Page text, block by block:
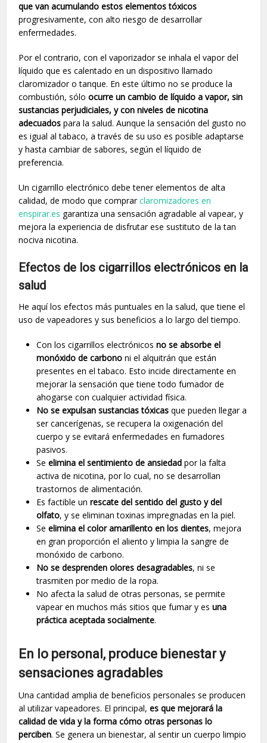
que van acumulando estos elementos tóxicos
progresivamente, con alto riesgo de desarrollar
enfermedades.
Por el contrario, con el vaporizador se inhala el vapor del
líquido que es calentado en un dispositivo llamado
claromizador o tanque. En este último no se produce la
combustión, sóloocurre un cambio de líquido a vapor, sin
sustancias perjudiciales, y con niveles de nicotina
adecuadospara la salud. Aunque la sensación del gusto no
es igual al tabaco, a través de su uso es posible adaptarse
y hasta cambiar de sabores, según el líquido de
preferencia.
Un cigarrillo electrónico debe tener elementos de alta
calidad, de modo que comprarclaromizadores en
enspirar.es garantiza una sensación agradable al vapear, y
mejora la experiencia de disfrutar ese sustituto de la tan
nociva nicotina.
Efectos de los cigarrillos electrónicos en la
salud
He aquí los efectos más puntuales en la salud, que tiene el
uso de vapeadores y sus beneficios a lo largo del tiempo.
Con los cigarrillos electrónicosno se absorbe el
monóxido de carbononi el alquitrán que están
presentes en el tabaco. Esto incide directamente en
mejorar la sensación que tiene todo fumador de
ahogarse con cualquier actividad física.
No se expulsan sustancias tóxicasque pueden llegar a
ser cancerígenas, se recupera la oxigenación del
cuerpo y se evitará enfermedades en fumadores
pasivos.
Seelimina el sentimiento de ansiedadpor la falta
activa de nicotina, por lo cual, no se desarrollan
trastornos de alimentación.
Es factible unrescate del sentido del gusto y del
olfato, y se eliminan toxinas impregnadas en la piel.
Seelimina el color amarillento en los dientes, mejora
en gran proporción el aliento y limpia la sangre de
monóxido de carbono.
No se desprenden olores desagradables, ni se
trasmiten por medio de la ropa.
No afecta la salud de otras personas, se permite
vapear en muchos más sitios que fumar y esuna
práctica aceptada socialmente.
En lo personal, produce bienestar y
sensaciones agradables
Una cantidad amplia de beneficios personales se producen
al utilizar vapeadores. El principal,es que mejorará la
calidad de vida y la forma cómo otras personas lo
perciben. Se genera un bienestar, al sentir un cuerpo limpio